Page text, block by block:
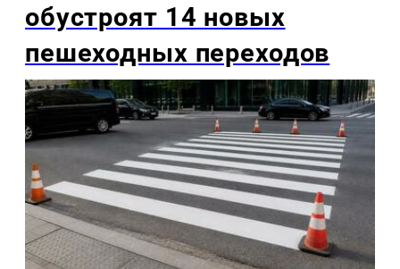
обустроят 14 новых
пешеходных переходов